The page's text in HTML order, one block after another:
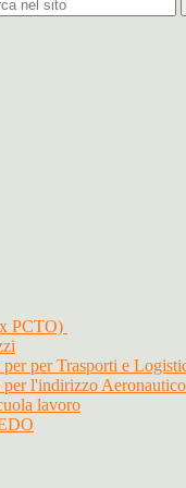
PCTO)
per Trasporti e
l'indirizzo Aeronautico
lavoro